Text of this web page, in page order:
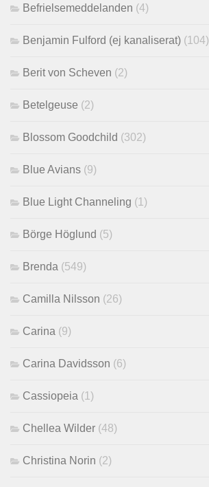
Befrielsemeddelanden (4)
Benjamin Fulford (ej kanaliserat) (104)
Berit von Scheven (2)
Betelgeuse (2)
Blossom Goodchild (302)
Blue Avians (9)
Blue Light Channeling (1)
Börge Höglund (5)
Brenda (549)
Camilla Nilsson (26)
Carina (9)
Carina Davidsson (6)
Cassiopeia (1)
Chellea Wilder (48)
Christina Norin (2)